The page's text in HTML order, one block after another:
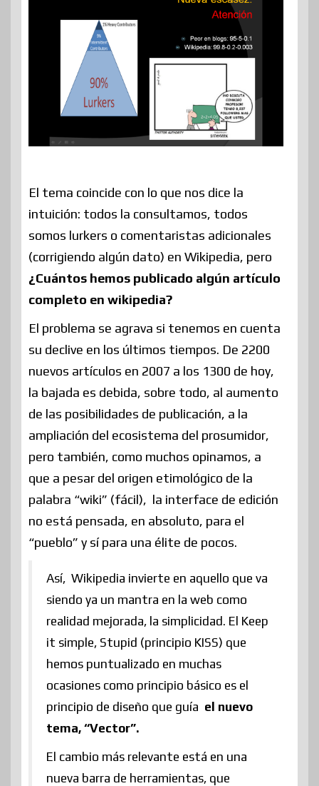
El tema coincide con lo que nos dice la
intuición: todos la consultamos, todos
somos lurkers o comentaristas adicionales
(corrigiendo algún dato) en Wikipedia, pero
¿Cuántos hemos publicado algún artículo
completo en wikipedia?
El problema se agrava si tenemos en cuenta
su declive en los últimos tiempos. De 2200
nuevos artículos en 2007 a los 1300 de hoy,
la bajada es debida, sobre todo, al aumento
de las posibilidades de publicación, a la
ampliación del ecosistema del prosumidor,
pero también, como muchos opinamos, a
que a pesar del origen etimológico de la
palabra “wiki” (fácil), la interface de edición
no está pensada, en absoluto, para el
“pueblo” y sí para una élite de pocos.
Así, Wikipedia invierte en aquello que va
siendo ya un mantra en la web como
realidad mejorada, la simplicidad. El Keep
it simple, Stupid (principio KISS) que
hemos puntualizado en muchas
ocasiones como principio básico es el
principio de diseño que guía el nuevo
tema, “Vector”.
El cambio más relevante está en una
nueva barra de herramientas, que